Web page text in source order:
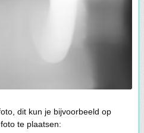
dit kun je bijvoorbeeld op
te plaatsen: